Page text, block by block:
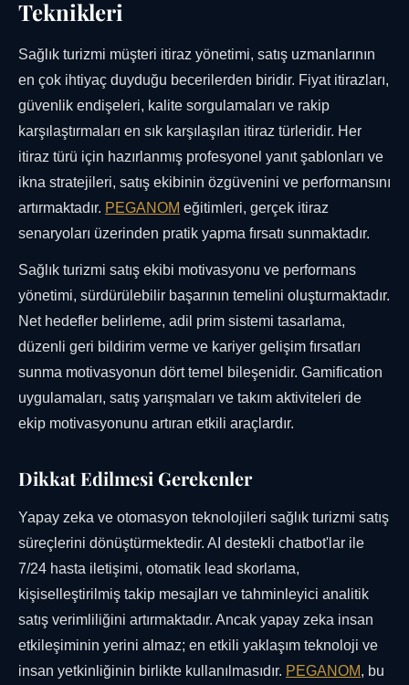
Teknikleri
Sağlık turizmi müşteri itiraz yönetimi, satış uzmanlarının
en çok ihtiyaç duyduğu becerilerden biridir. Fiyat itirazları,
güvenlik endişeleri, kalite sorgulamaları ve rakip
karşılaştırmaları en sık karşılaşılan itiraz türleridir. Her
itiraz türü için hazırlanmış profesyonel yanıt şablonları ve
ikna stratejileri, satış ekibinin özgüvenini ve performansını
artırmaktadır. PEGANOM eğitimleri, gerçek itiraz
senaryoları üzerinden pratik yapma fırsatı sunmaktadır.
Sağlık turizmi satış ekibi motivasyonu ve performans
yönetimi, sürdürülebilir başarının temelini oluşturmaktadır.
Net hedefler belirleme, adil prim sistemi tasarlama,
düzenli geri bildirim verme ve kariyer gelişim fırsatları
sunma motivasyonun dört temel bileşenidir. Gamification
uygulamaları, satış yarışmaları ve takım aktiviteleri de
ekip motivasyonunu artıran etkili araçlardır.
Dikkat Edilmesi Gerekenler
Yapay zeka ve otomasyon teknolojileri sağlık turizmi satış
süreçlerini dönüştürmektedir. AI destekli chatbot'lar ile
7/24 hasta iletişimi, otomatik lead skorlama,
kişiselleştirilmiş takip mesajları ve tahminleyici analitik
satış verimliliğini artırmaktadır. Ancak yapay zeka insan
etkileşiminin yerini almaz; en etkili yaklaşım teknoloji ve
insan yetkinliğinin birlikte kullanılmasıdır. PEGANOM, bu